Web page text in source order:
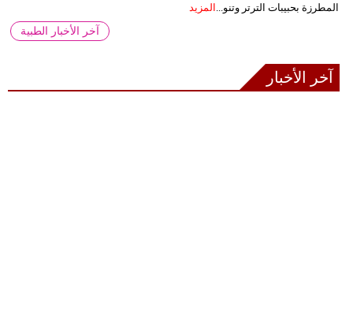
المطرزة بحبيبات الترتر وتنو... المزيد
آخر الأخبار الطبية
آخر الأخبار